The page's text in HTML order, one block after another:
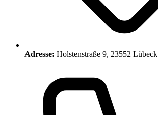
Adresse: Holstenstraße 9, 23552 Lübeck